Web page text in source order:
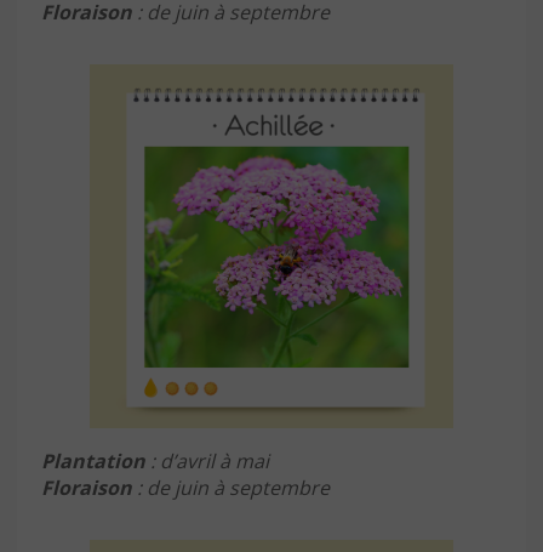
Floraison : de juin à septembre
Plantation : d’avril à mai
Floraison : de juin à septembre